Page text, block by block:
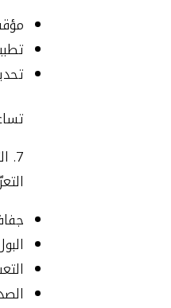
7. التعرف على علامات الجفاف